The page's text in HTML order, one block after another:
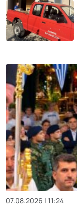
07.08.2026 | 11:24